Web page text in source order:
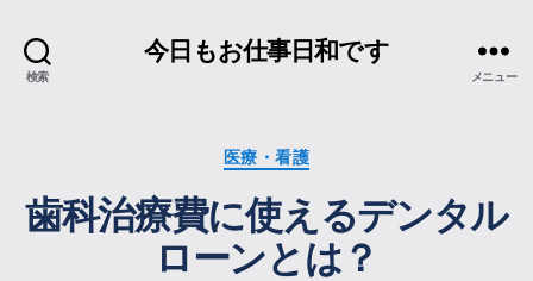
検索
今日もお仕事日和です
メニュー
カ
ゴ
リ
ー
医療・看護
歯科治療費に使えるデンタル
ローンとは？